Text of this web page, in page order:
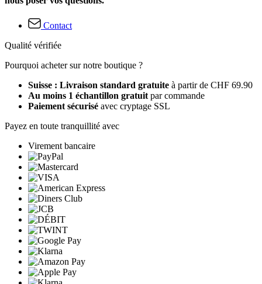
Contact
Qualité vérifiée
Pourquoi acheter sur notre boutique ?
Suisse : Livraison standard gratuite à partir de CHF 69.90
Au moins 1 échantillon gratuitpar commande
Paiement sécurisé avec cryptage SSL
Payez en toute tranquillité avec
Virement bancaire